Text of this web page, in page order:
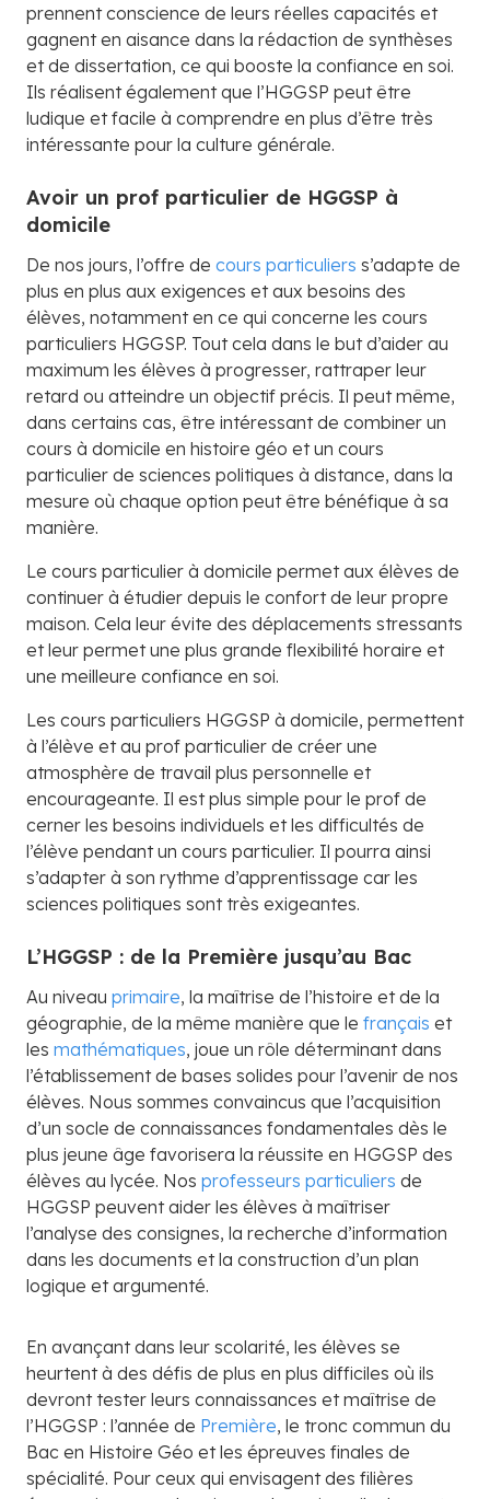
prennent conscience de leurs réelles capacités et
gagnent en aisance dans la rédaction de synthèses
et de dissertation, ce qui booste la confiance en soi.
Ils réalisent également que l’HGGSP peut être
ludique et facile à comprendre en plus d’être très
intéressante pour la culture générale.
Avoir un prof particulier de HGGSP à
domicile
De nos jours, l’offre de cours particuliers s’adapte de
plus en plus aux exigences et aux besoins des
élèves, notamment en ce qui concerne les cours
particuliers HGGSP. Tout cela dans le but d’aider au
maximum les élèves à progresser, rattraper leur
retard ou atteindre un objectif précis. Il peut même,
dans certains cas, être intéressant de combiner un
cours à domicile en histoire géo et un cours
particulier de sciences politiques à distance, dans la
mesure où chaque option peut être bénéfique à sa
manière.
Le cours particulier à domicile permet aux élèves de
continuer à étudier depuis le confort de leur propre
maison. Cela leur évite des déplacements stressants
et leur permet une plus grande flexibilité horaire et
une meilleure confiance en soi.
Les cours particuliers HGGSP à domicile, permettent
à l’élève et au prof particulier de créer une
atmosphère de travail plus personnelle et
encourageante. Il est plus simple pour le prof de
cerner les besoins individuels et les difficultés de
l’élève pendant un cours particulier. Il pourra ainsi
s’adapter à son rythme d’apprentissage car les
sciences politiques sont très exigeantes.
L’HGGSP : de la Première jusqu’au Bac
Au niveau primaire, la maîtrise de l’histoire et de la
géographie, de la même manière que le français et
les mathématiques, joue un rôle déterminant dans
l’établissement de bases solides pour l’avenir de nos
élèves. Nous sommes convaincus que l’acquisition
d’un socle de connaissances fondamentales dès le
plus jeune âge favorisera la réussite en HGGSP des
élèves au lycée. Nos professeurs particuliers de
HGGSP peuvent aider les élèves à maîtriser
l’analyse des consignes, la recherche d’information
dans les documents et la construction d’un plan
logique et argumenté.
En avançant dans leur scolarité, les élèves se
heurtent à des défis de plus en plus difficiles où ils
devront tester leurs connaissances et maîtrise de
l’HGGSP : l’année de Première, le tronc commun du
Bac en Histoire Géo et les épreuves finales de
spécialité. Pour ceux qui envisagent des filières